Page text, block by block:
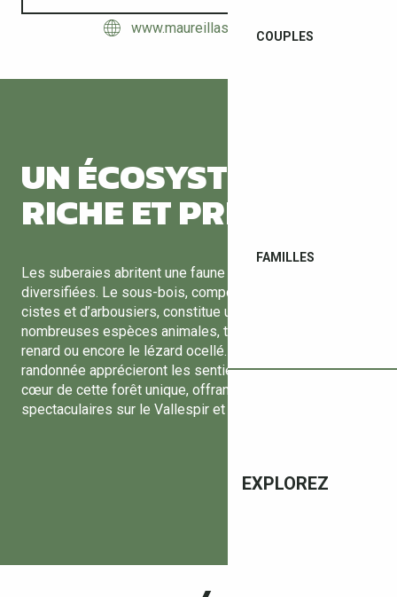
COUPLES
FAMILLES
EXPLOREZ
www.maureillaslasillas.fr
UN ÉCOSYSTÈME
RICHE ET PRÉSERVÉ
Les suberaies abritent une faune et une flore
diversifiées. Le sous-bois, composé de bruyères, de
cistes et d’arbousiers, constitue un refuge idéal pour de
nombreuses espèces animales, telles que le sanglier, le
renard ou encore le lézard ocellé. Les amateurs de
randonnée apprécieront les sentiers qui serpentent au
cœur de cette forêt unique, offrant des panoramas
spectaculaires sur le Vallespir et la chaîne des Albères.